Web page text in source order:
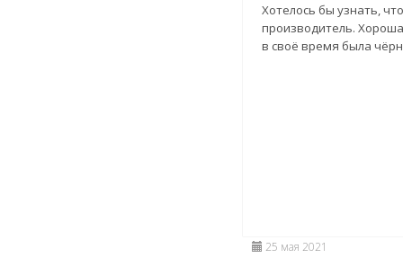
Хотелось бы узнать,
производитель.
в своё время была
25 мая 2021